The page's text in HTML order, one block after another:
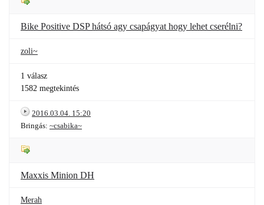
Bike Positive DSP hátsó agy csapágyat hogy lehet cserélni?
zoli~
1 válasz
1582 megtekintés
2016.03.04. 15:20
Bringás: ~csabika~
Maxxis Minion DH
Merah